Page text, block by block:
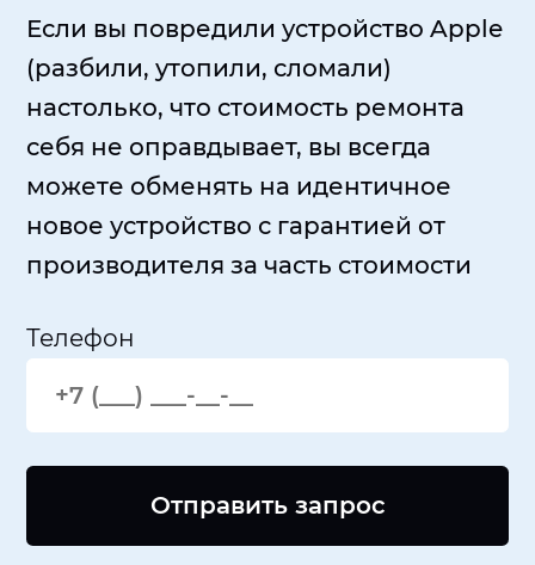
Если вы повредили устройство Apple
(разбили, утопили, сломали)
настолько, что стоимость ремонта
себя не оправдывает, вы всегда
можете обменять на идентичное
новое устройство с гарантией от
производителя за часть стоимости
Телефон
Отправить запрос